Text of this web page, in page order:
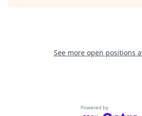
See more open positions
Powered by